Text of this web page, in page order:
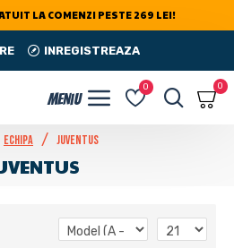
LA COMENZI PESTE 269 LEI!
INREGISTREAZA
0 0
Echipa Juventus